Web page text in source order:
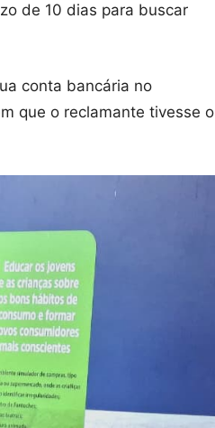
de 10 dias para buscar
conta bancária no
que o reclamante tivesse o